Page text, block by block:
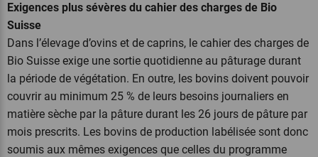
Exigences plus sévères du cahier des charges de Bio
Suisse
Dans l’élevage d’ovins et de caprins, le cahier des charges de
Bio Suisse exige une sortie quotidienne au pâturage durant
la période de végétation. En outre, les bovins doivent pouvoir
couvrir au minimum 25 % de leurs besoins journaliers en
matière sèche par la pâture durant les 26 jours de pâture par
mois prescrits. Les bovins de production labélisée sont donc
soumis aux mêmes exigences que celles du programme